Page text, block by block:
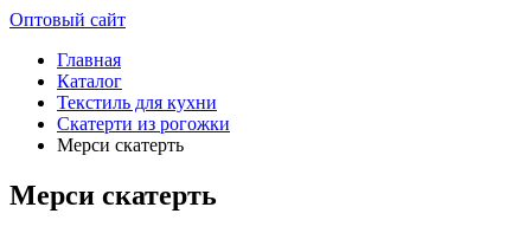
Оптовый сайт
Главная
Каталог
Текстиль для кухни
Скатерти из рогожки
Мерси скатерть
Мерси скатерть